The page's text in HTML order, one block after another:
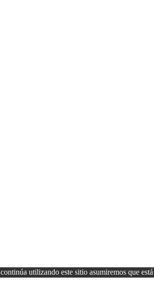
utilizando este sitio asumiremos que